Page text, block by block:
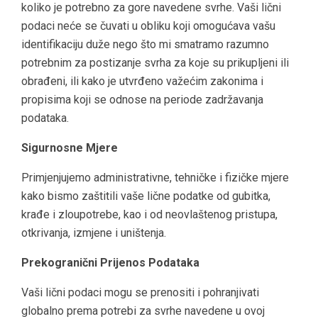
koliko je potrebno za gore navedene svrhe. Vaši lični
podaci neće se čuvati u obliku koji omogućava vašu
identifikaciju duže nego što mi smatramo razumno
potrebnim za postizanje svrha za koje su prikupljeni ili
obrađeni, ili kako je utvrđeno važećim zakonima i
propisima koji se odnose na periode zadržavanja
podataka.
Sigurnosne Mjere
Primjenjujemo administrativne, tehničke i fizičke mjere
kako bismo zaštitili vaše lične podatke od gubitka,
krađe i zloupotrebe, kao i od neovlaštenog pristupa,
otkrivanja, izmjene i uništenja.
Prekogranični Prijenos Podataka
Vaši lični podaci mogu se prenositi i pohranjivati
globalno prema potrebi za svrhe navedene u ovoj